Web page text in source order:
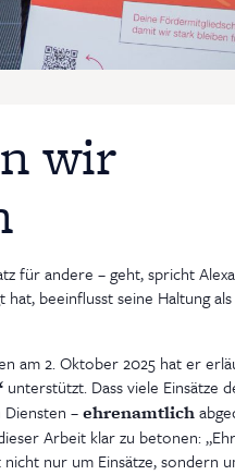
wir
für andere – geht, spricht
beeinflusst seine Haltung
am 2. Oktober 2025 hat er
unterstützt. Dass viele Einsätze
–ehrenamtlich
Arbeit klar zu betonen:
nur um Einsätze, sondern